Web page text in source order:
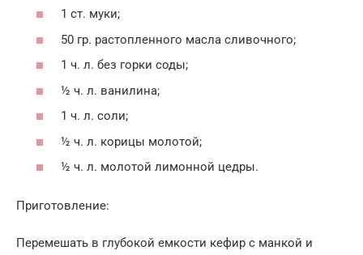
1 ст. муки;
50 гр. растопленного масла сливочного;
1 ч. л. без горки соды;
½ ч. л. ванилина;
1 ч. л. соли;
½ ч. л. корицы молотой;
½ ч. л. молотой лимонной цедры.
Приготовление:
Перемешать в глубокой емкости кефир с манкой и